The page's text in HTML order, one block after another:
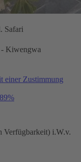
Safari
- Kiwengwa
einer Zustimmung
89%
Verfügbarkeit) i.W.v.